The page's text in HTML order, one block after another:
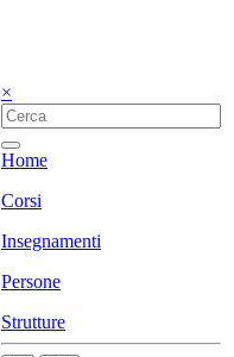
×
Home
Corsi
Insegnamenti
Persone
Strutture